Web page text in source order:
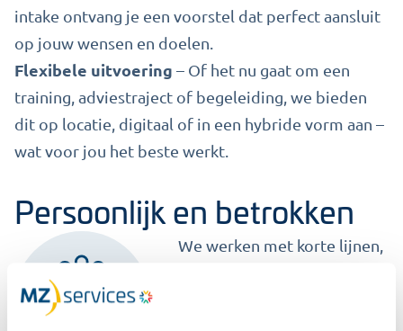
intake ontvang je een voorstel dat perfect aansluit
op jouw wensen en doelen.
Flexibele uitvoering – Of het nu gaat om een
training, adviestraject of begeleiding, we bieden
dit op locatie, digitaal of in een hybride vorm aan –
wat voor jou het beste werkt.
Persoonlijk en betrokken
We werken met korte lijnen,